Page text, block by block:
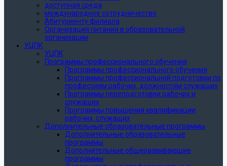
доступная среда
международное сотрудничество
Абитуриенту филиала
Организация питания в образовательной
организации
УЦПК
УЦПК
Программы профессионального обучения
Программы профессионального обучения
Программы профессиональной подготовки по
профессиям рабочих, должностям служащих
Программы переподготовки рабочих и
служащих
Программы повышения квалификации
рабочих, служащих
Дополнительные образовательные программы
Дополнительные образовательные
программы
Дополнительные общеразвивающие
программы